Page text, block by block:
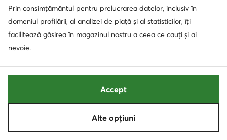
Sneakers · Roz
Prin consimțământul pentru prelucrarea datelor, inclusiv în
domeniul profilării, al analizei de piață și al statisticilor, îți
facilitează găsirea în magazinul nostru a ceea ce cauți și ai
nevoie.
Alte opțiuni
Accept